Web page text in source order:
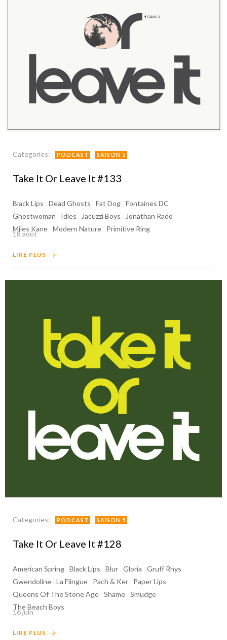
Categories: PODCAST SAISON 5
Take It Or Leave It #133
Black Lips Dead Ghosts Fat Dog Fontaines DC
Ghostwoman
Idles Jacuzzi Boys
Jonathan Rado
Miles Kane Modern Nature Primitive Ring
18 août
LIRE PLUS
Categories: PODCAST SAISON 5
Take It Or Leave It #128
American Spring Black Lips Blur Gloria
Gruff Rhys
Gwendoline La Flingue Pach & Ker
Paper Lips
Queens Of The Stone Age Shame Smudge
The Beach Boys
16 juin
LIRE PLUS